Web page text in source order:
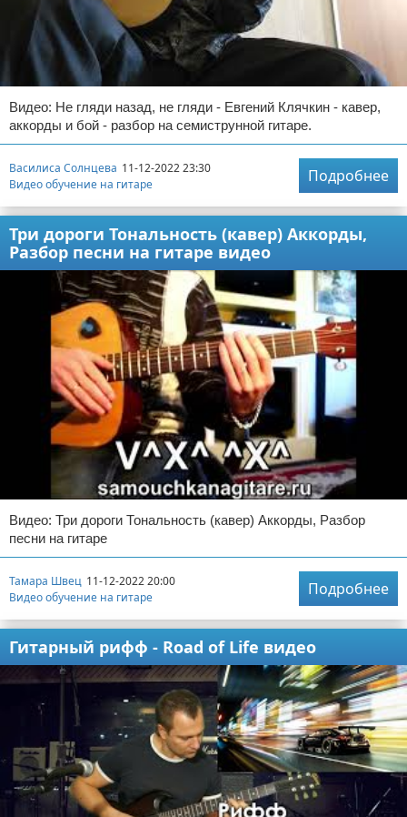
Видео: Не гляди назад, не гляди - Евгений Клячкин - кавер,
аккорды и бой - разбор на семиструнной гитаре.
Василиса Солнцева 11-12-2022 23:30
Видео обучение на гитаре
Подробнее
Три дороги Тональность (кавер) Аккорды,
Разбор песни на гитаре видео
Видео: Три дороги Тональность (кавер) Аккорды, Разбор
песни на гитаре
Тамара Швец 11-12-2022 20:00
Видео обучение на гитаре
Подробнее
Гитарный рифф - Road of Life видео